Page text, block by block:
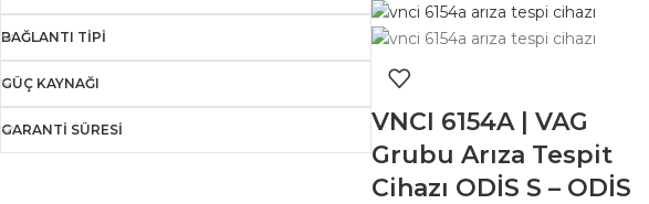
BAĞLANTI TIPI
GÜÇ KAYNAĞI
GARANTI SÜRESI
VNCI 6154A | VAG
Grubu Arıza Tespit
Cihazı ODİS S – ODİS